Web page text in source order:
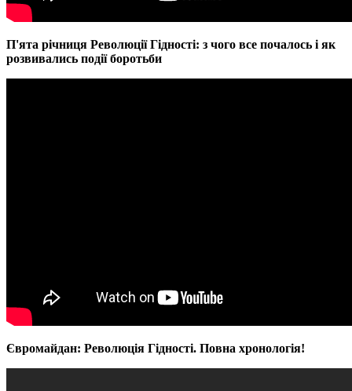
П'ята річниця Революції Гідності: з чого все почалось і як
розвивались події боротьби
Євромайдан: Революція Гідності. Повна хронологія!